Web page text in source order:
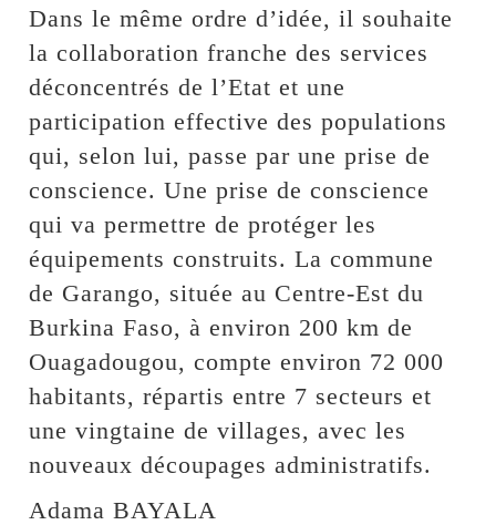
Dans le même ordre d’idée, il souhaite
la collaboration franche des services
déconcentrés de l’Etat et une
participation effective des populations
qui, selon lui, passe par une prise de
conscience. Une prise de conscience
qui va permettre de protéger les
équipements construits. La commune
de Garango, située au Centre-Est du
Burkina Faso, à environ 200 km de
Ouagadougou, compte environ 72 000
habitants, répartis entre 7 secteurs et
une vingtaine de villages, avec les
nouveaux découpages administratifs.
Adama BAYALA